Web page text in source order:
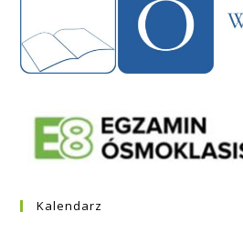
Kalendarz